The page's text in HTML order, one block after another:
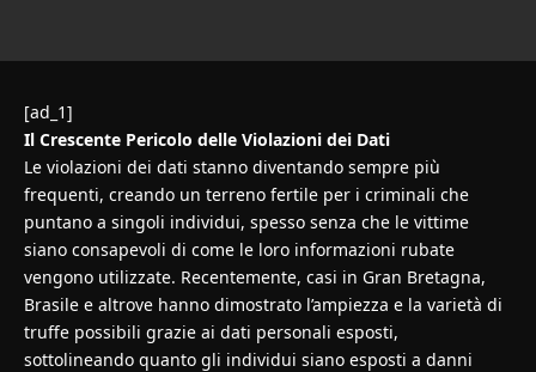
[ad_1]
Il Crescente Pericolo delle Violazioni dei Dati
Le violazioni dei dati stanno diventando sempre più
frequenti, creando un terreno fertile per i criminali che
puntano a singoli individui, spesso senza che le vittime
siano consapevoli di come le loro informazioni rubate
vengono utilizzate. Recentemente, casi in Gran Bretagna,
Brasile e altrove hanno dimostrato l’ampiezza e la varietà di
truffe possibili grazie ai dati personali esposti,
sottolineando quanto gli individui siano esposti a danni